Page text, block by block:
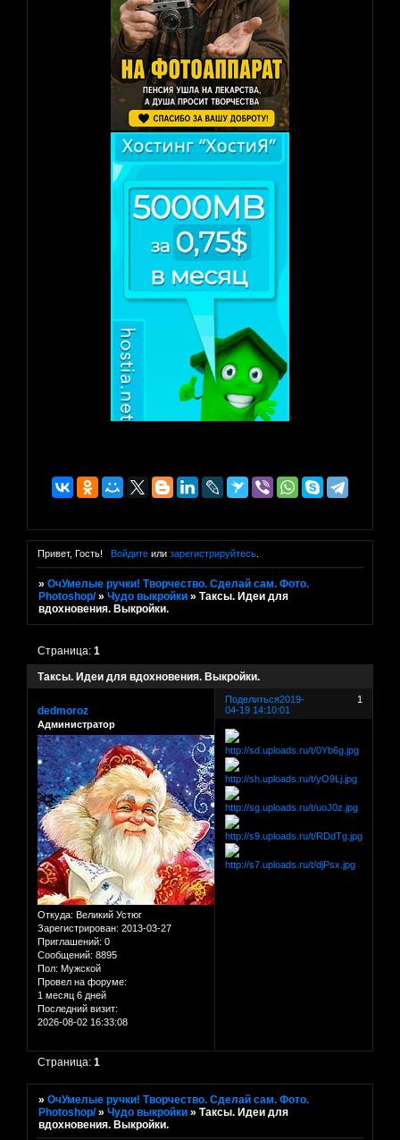
Привет, Гость! Войдитеили зарегистрируйтесь.
»ОчУмелые ручки! Творчество. Сделай сам. Фото.
Photoshop/ »Чудо выкройки »Таксы. Идеи для
вдохновения. Выкройки.
Таксы. Идеи для вдохновения. Выкройки.
Страница:1
Поделиться 1
2019-
04-19 14:10:01
dedmoroz
Администратор
Откуда: Великий Устюг
Зарегистрирован: 2013-03-27
Приглашений: 0
Сообщений: 8895
Пол: Мужской
Провел на форуме:
1 месяц 6 дней
Последний визит:
2026-08-02 16:33:08
Страница:1
»ОчУмелые ручки! Творчество. Сделай сам. Фото.
Photoshop/ »Чудо выкройки »Таксы. Идеи для
вдохновения. Выкройки.